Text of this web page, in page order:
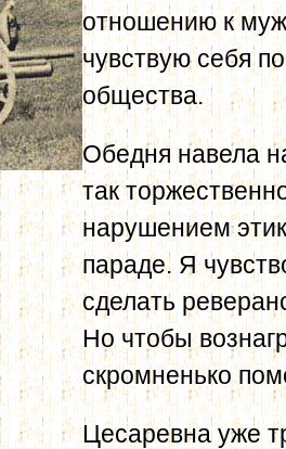
отношению к
чувствую себя
общества.
Обедня навела
так
нарушением
параде. Я
сделать
Но чтобы
скромненько
Цесаревна уже